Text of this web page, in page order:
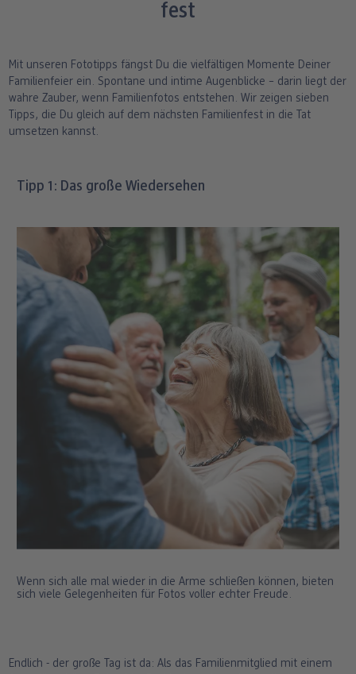
Fotomagnete
Analog Services
hexxas
Große Fotos
Handyhüllen
Schule & Büro
Art Prints
Haustier
Einschulung
Karte konfigurieren
Einzelkarten im Direktversand
Fotoleinwand
Markt
fest
Mit unseren Fototipps fängst Du die vielfältigen Momente Deiner
Familienfeier ein. Spontane und intime Augenblicke – darin liegt der
wahre Zauber, wenn Familienfotos entstehen. Wir zeigen sieben
Tipps, die Du gleich auf dem nächsten Familienfest in die Tat
umsetzen kannst.
Tipp 1: Das große Wiedersehen
Wenn sich alle mal wieder in die Arme schließen können, bieten
sich viele Gelegenheiten für Fotos voller echter Freude.
Endlich - der große Tag ist da: Als das Familienmitglied mit einem